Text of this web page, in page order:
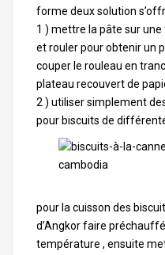
forme deux solution
1 ) mettre la pâte sur
et rouler pour obtenir un
couper le rouleau en
plateau recouvert de
2 ) utiliser simplement
pour biscuits de
pour la cuisson des
d’Angkor faire
température , ensuite